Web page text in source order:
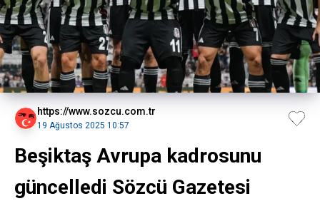
https://www.sozcu.com.tr
19 Ağustos 2025 10:57
Beşiktaş Avrupa kadrosunu
güncelledi Sözcü Gazetesi